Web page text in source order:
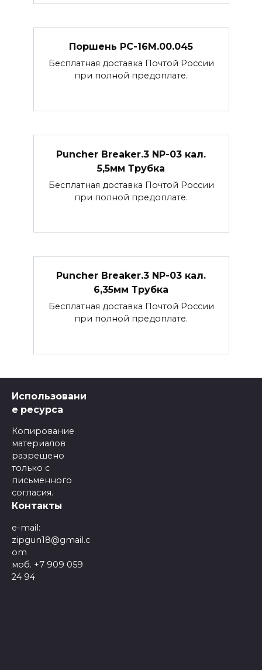
Поршень РС-16М.00.045
Бесплатная доставка Почтой России
при полной предоплате.
Puncher Breaker.3 NP-03 кал.
5,5мм Трубка
Бесплатная доставка Почтой России
при полной предоплате.
Puncher Breaker.3 NP-03 кал.
6,35мм Трубка
Бесплатная доставка Почтой России
при полной предоплате.
Использовани
е ресурса
Копирование
материалов
разрешено
только с
письменного
согласия.
Контакты
e-mail:
zipgun18@gmail.c
om
моб. +7 909 059
24 94